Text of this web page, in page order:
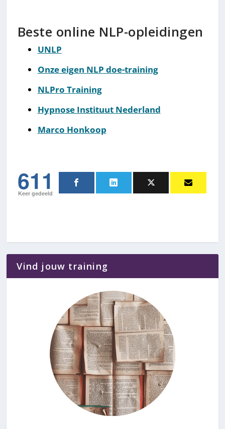
Beste online NLP-opleidingen
UNLP
Onze eigen NLP doe-training
NLPro Training
Hypnose Instituut Nederland
Marco Honkoop
611
Keer gedeeld
Vind jouw training